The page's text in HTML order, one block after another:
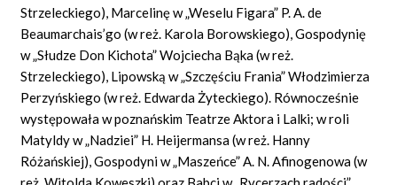
Strzeleckiego), Marcelinę w „Weselu Figara” P. A. de
Beaumarchais’go (w reż. Karola Borowskiego), Gospodynię
w „Słudze Don Kichota” Wojciecha Bąka (w reż.
Strzeleckiego), Lipowską w „Szczęściu Frania” Włodzimierza
Perzyńskiego (w reż. Edwarda Żyteckiego). Równocześnie
występowała w poznańskim Teatrze Aktora i Lalki; w roli
Matyldy w „Nadziei” H. Heijermansa (w reż. Hanny
Różańskiej), Gospodyni w „Maszeńce” A. N. Afinogenowa (w